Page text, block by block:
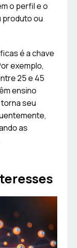
o perfil e o
produto ou
é a chave
exemplo,
25 e 45
ensino
seu
as